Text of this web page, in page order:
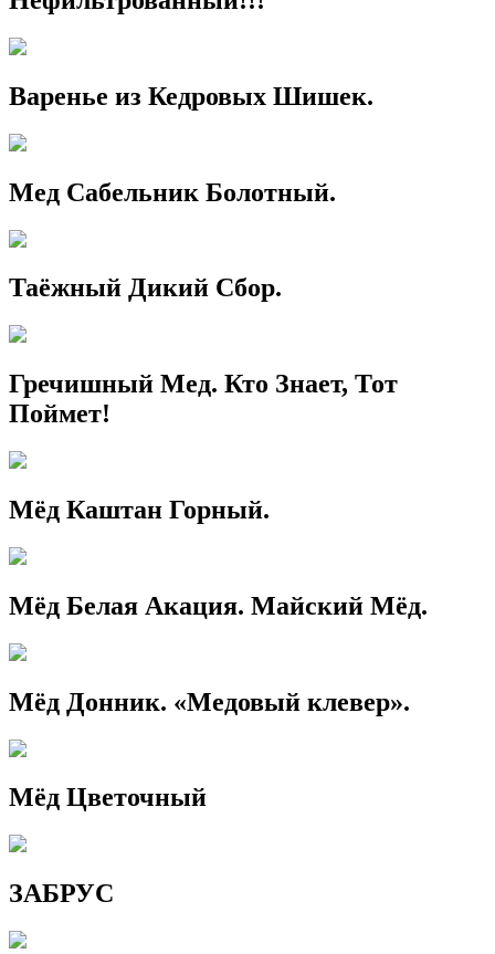
Варенье из Кедровых Шишек.
Мед Сабельник Болотный.
Таёжный Дикий Сбор.
Гречишный Мед. Кто Знает, Тот
Поймет!
Мёд Каштан Горный.
Мёд Белая Акация. Майский Мёд.
Мёд Донник. «Медовый клевер».
Мёд Цветочный
ЗАБРУС